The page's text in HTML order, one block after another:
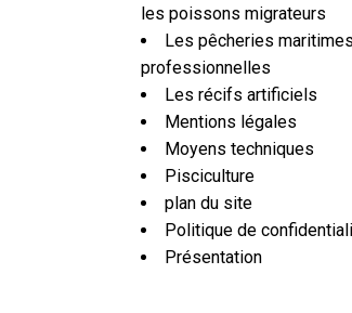
les poissons migrateurs
Les pêcheries maritimes
professionnelles
Les récifs artificiels
Mentions légales
Moyens techniques
Pisciculture
plan du site
Politique de
Présentation